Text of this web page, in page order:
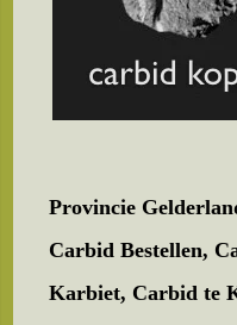
Provincie
Carbid Bestellen,
Karbiet, Carbid te